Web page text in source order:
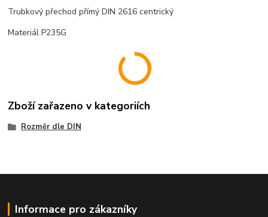
Trubkový přechod přímý DIN 2616 centrický
Materiál P235G
Zboží zařazeno v kategoriích
Rozměr dle DIN
Informace pro zákazníky